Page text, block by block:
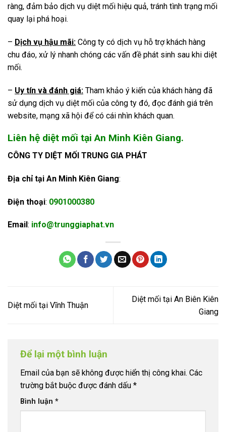
ràng, đảm bảo dịch vụ diệt mối hiệu quả, tránh tình trạng mối
quay lại phá hoại.
– Dịch vụ hậu mãi: Công ty có dịch vụ hỗ trợ khách hàng
chu đáo, xử lý nhanh chóng các vấn đề phát sinh sau khi diệt
mối.
– Uy tín và đánh giá: Tham khảo ý kiến của khách hàng đã
sử dụng dịch vụ diệt mối của công ty đó, đọc đánh giá trên
website, mạng xã hội để có cái nhìn khách quan.
Liên hệ diệt mối tại An Minh Kiên Giang.
CÔNG TY DIỆT MỐI TRUNG GIA PHÁT
Địa chỉ tại An Minh Kiên Giang:
Điện thoại: 0901000380
Email : info@trunggiaphat.vn
Diệt mối tại Vĩnh Thuận
Diệt mối tại An Biên Kiên
Giang
Để lại một bình luận
Email của bạn sẽ không được hiển thị công khai. Các
trường bắt buộc được đánh dấu *
Bình luận *